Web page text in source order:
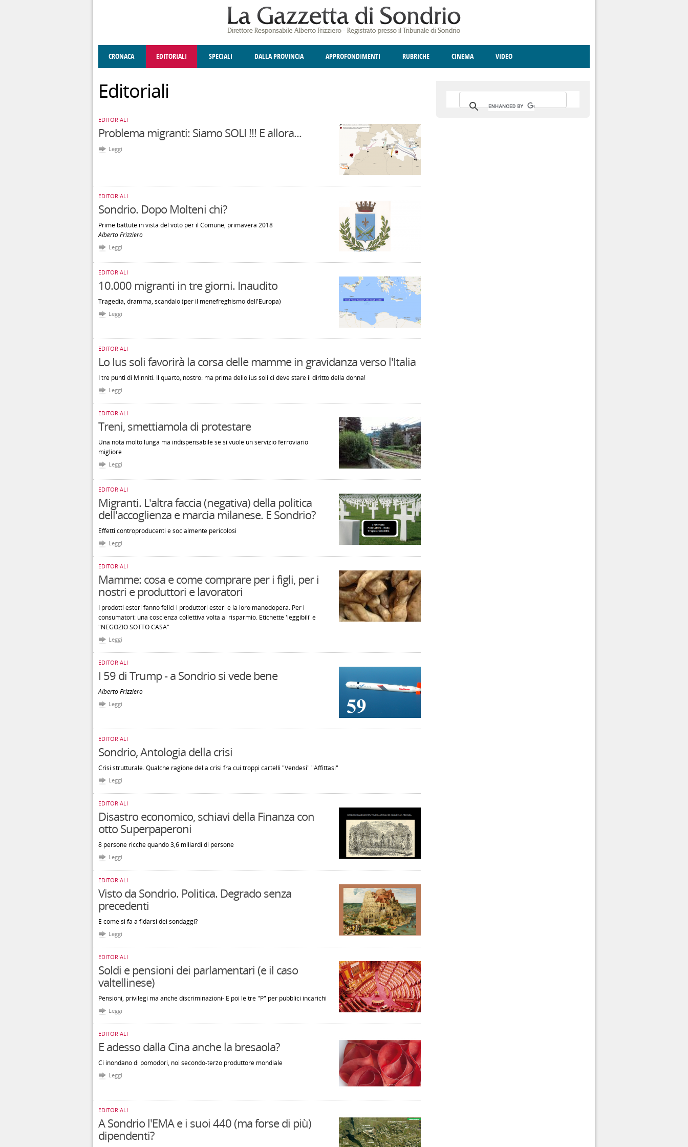
CRONACA EDITORIALI SPECIALI DALLA PROVINCIA APPROFONDIMENTI RUBRICHE CINEMA VIDEO
Editoriali
EDITORIALI
Problema migranti: Siamo SOLI !!! E allora...
Leggi
EDITORIALI
Sondrio. Dopo Molteni chi?
Prime battute in vista del voto per il Comune, primavera 2018
Alberto Frizziero
Leggi
EDITORIALI
10.000 migranti in tre giorni. Inaudito
Tragedia, dramma, scandalo (per il menefreghismo dell'Europa)
Leggi
EDITORIALI
Lo Ius soli favorirà la corsa delle mamme in gravidanza verso l'Italia
I tre punti di Minniti. Il quarto, nostro: ma prima dello ius soli ci deve stare il diritto della donna!
Leggi
EDITORIALI
Treni, smettiamola di protestare
Una nota molto lunga ma indispensabile se si vuole un servizio ferroviario
migliore
Leggi
EDITORIALI
Migranti. L'altra faccia (negativa) della politica
dell'accoglienza e marcia milanese. E Sondrio?
Effetti controproducenti e socialmente pericolosi
Leggi
EDITORIALI
Mamme: cosa e come comprare per i figli, per i
nostri e produttori e lavoratori
I prodotti esteri fanno felici i produttori esteri e la loro manodopera. Per i
consumatori: una coscienza collettiva volta al risparmio. Etichette 'leggibili' e
"NEGOZIO SOTTO CASA"
Leggi
EDITORIALI
I 59 di Trump - a Sondrio si vede bene
Alberto Frizziero
Leggi
EDITORIALI
Sondrio, Antologia della crisi
Crisi strutturale. Qualche ragione della crisi fra cui troppi cartelli "Vendesi" "Affittasi"
Leggi
EDITORIALI
Disastro economico, schiavi della Finanza con
otto Superpaperoni
8 persone ricche quando 3,6 miliardi di persone
Leggi
EDITORIALI
Visto da Sondrio. Politica. Degrado senza
precedenti
E come si fa a fidarsi dei sondaggi?
Leggi
EDITORIALI
Soldi e pensioni dei parlamentari (e il caso
valtellinese)
Pensioni, privilegi ma anche discriminazioni- E poi le tre "P" per pubblici incarichi
Leggi
EDITORIALI
E adesso dalla Cina anche la bresaola?
Ci inondano di pomodori, noi secondo-terzo produttore mondiale
Leggi
EDITORIALI
A Sondrio l'EMA e i suoi 440 (ma forse di più)
dipendenti?